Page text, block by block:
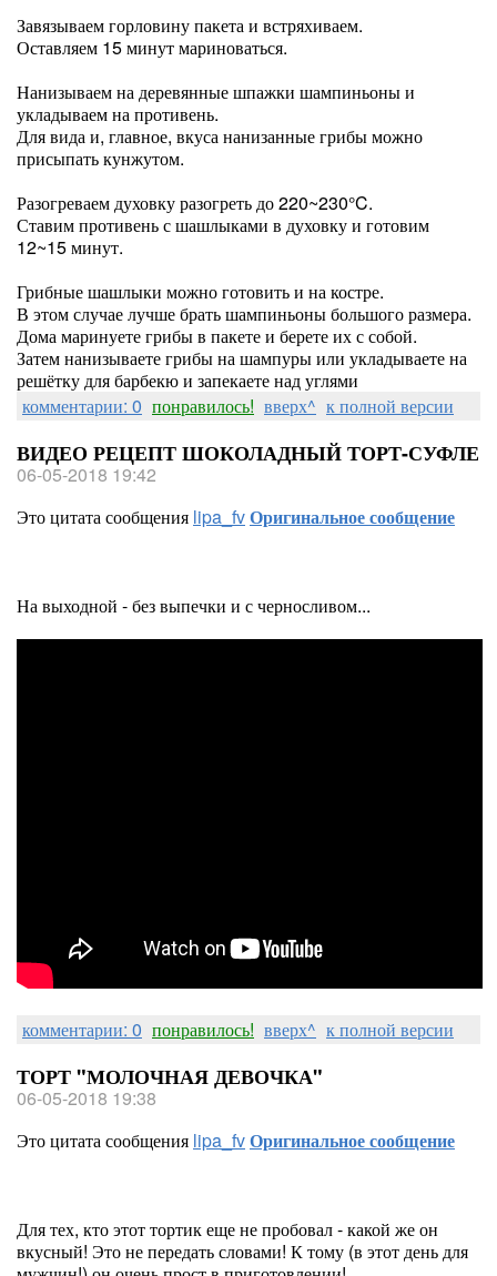
Завязываем горловину пакета и встряхиваем.
Оставляем 15 минут мариноваться.
Нанизываем на деревянные шпажки шампиньоны и
укладываем на противень.
Для вида и, главное, вкуса нанизанные грибы можно
присыпать кунжутом.
Разогреваем духовку разогреть до 220~230°C.
Ставим противень с шашлыками в духовку и готовим
12~15 минут.
Грибные шашлыки можно готовить и на костре.
В этом случае лучше брать шампиньоны большого размера.
Дома маринуете грибы в пакете и берете их с собой.
Затем нанизываете грибы на шампуры или укладываете на
решётку для барбекю и запекаете над углями
комментарии: 0 понравилось! вверх^ к полной версии
ВИДЕО РЕЦЕПТ ШОКОЛАДНЫЙ ТОРТ-СУФЛЕ
06-05-2018 19:42
Это цитата сообщения lipa_fvОригинальное сообщение
На выходной - без выпечки и с черносливом...
комментарии: 0 понравилось! вверх^ к полной версии
ТОРТ "МОЛОЧНАЯ ДЕВОЧКА"
06-05-2018 19:38
Это цитата сообщения lipa_fvОригинальное сообщение
Для тех, кто этот тортик еще не пробовал - какой же он
вкусный! Это не передать словами! К тому (в этот день для